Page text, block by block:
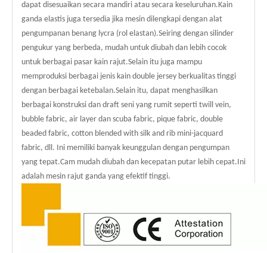
dapat disesuaikan secara mandiri atau secara keseluruhan.Kain
ganda elastis juga tersedia jika mesin dilengkapi dengan alat
pengumpanan benang lycra (rol elastan).Seiring dengan silinder
pengukur yang berbeda, mudah untuk diubah dan lebih cocok
untuk berbagai pasar kain rajut.Selain itu juga mampu
memproduksi berbagai jenis kain double jersey berkualitas tinggi
dengan berbagai ketebalan.Selain itu, dapat menghasilkan
berbagai konstruksi dan draft seni yang rumit seperti twill vein,
bubble fabric, air layer dan scuba fabric, pique fabric, double
beaded fabric, cotton blended with silk and rib mini-jacquard
fabric, dll. Ini memiliki banyak keunggulan dengan pengumpan
yang tepat.Cam mudah diubah dan kecepatan putar lebih cepat.Ini
adalah mesin rajut ganda yang efektif tinggi.